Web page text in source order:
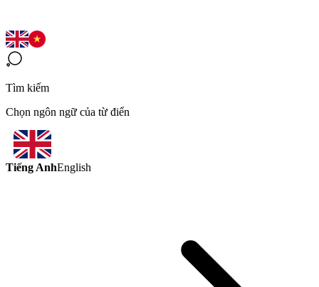
Tìm kiếm
Chọn ngôn ngữ của từ điển
Tiếng AnhEnglish